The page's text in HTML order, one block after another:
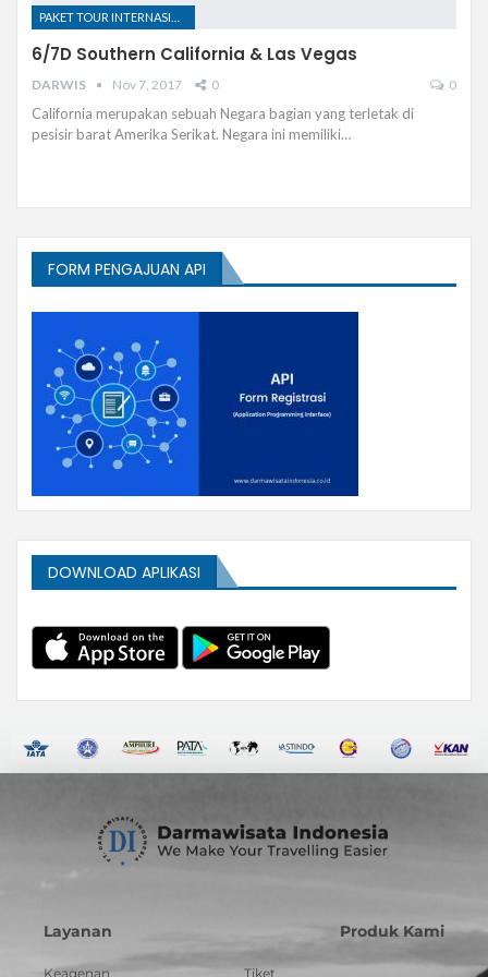
6/7D Southern California & Las Vegas
DARWIS Nov 7, 2017 0 0
California merupakan sebuah Negara bagian yang terletak di
pesisir barat Amerika Serikat. Negara ini memiliki…
FORM PENGAJUAN API
DOWNLOAD APLIKASI
Layanan
Keagenan
Produk Kami
Tiket